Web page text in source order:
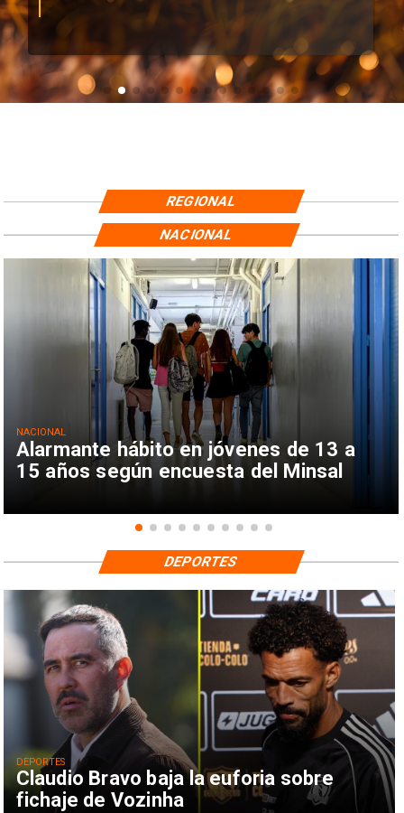
REGIONAL
Alarmante hábito en jóvenes de 13 a
15 años según encuesta del Minsal
NACIONAL
NACIONAL
Claudio Bravo baja la euforia sobre
fichaje de Vozinha
DEPORTES
DEPORTES